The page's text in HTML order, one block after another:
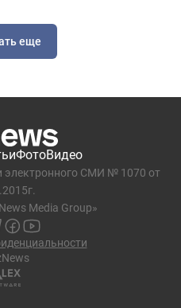
еще
ФотоВидео
электронного СМИ № 1070 от
Media Group»